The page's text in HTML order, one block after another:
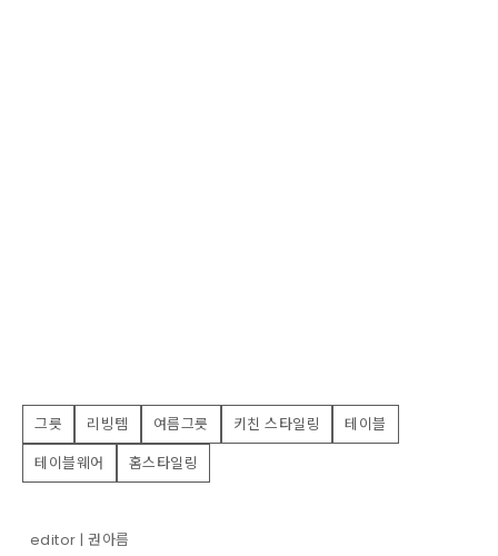
그릇 리빙템 여름그릇 키친 스타일링
테이블
테이블웨어
홈스타일링
editor | 권아름